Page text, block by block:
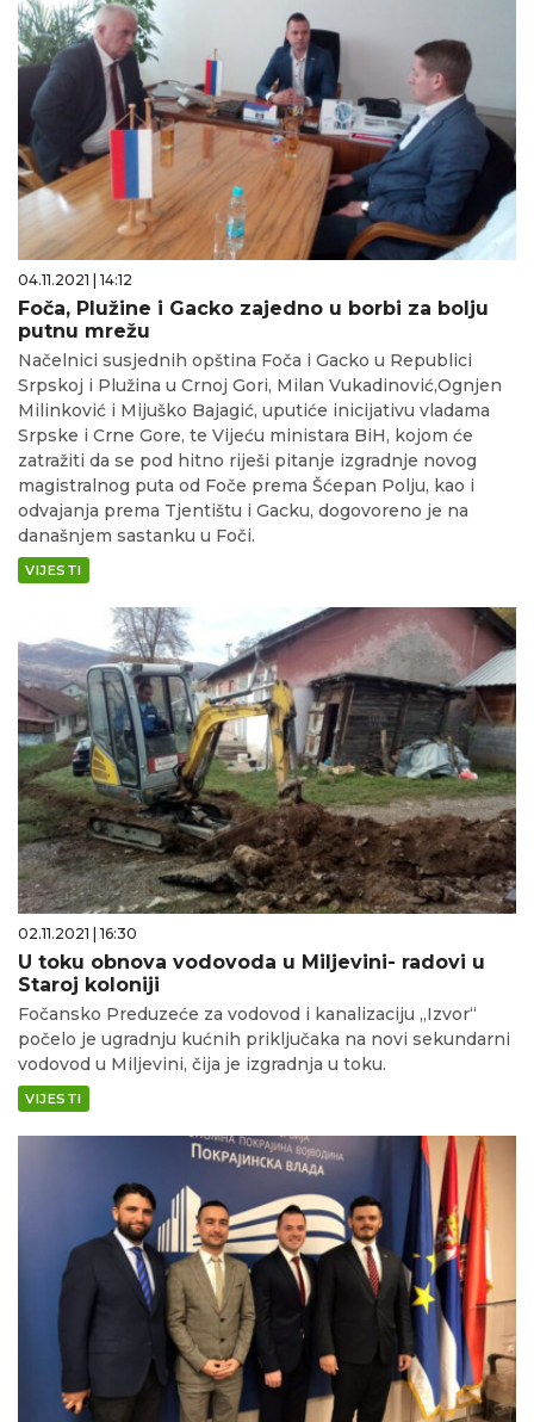
04.11.2021 | 14:12
Foča, Plužine i Gacko zajedno u borbi za bolju
putnu mrežu
Načelnici susjednih opština Foča i Gacko u Republici
Srpskoj i Plužina u Crnoj Gori, Milan Vukadinović,Ognjen
Milinković i Mijuško Bajagić, uputiće inicijativu vladama
Srpske i Crne Gore, te Vijeću ministara BiH, kojom će
zatražiti da se pod hitno riješi pitanje izgradnje novog
magistralnog puta od Foče prema Šćepan Polju, kao i
odvajanja prema Tjentištu i Gacku, dogovoreno je na
današnjem sastanku u Foči.
VIJESTI
02.11.2021 | 16:30
U toku obnova vodovoda u Miljevini- radovi u
Staroj koloniji
Fočansko Preduzeće za vodovod i kanalizaciju „Izvor“
počelo je ugradnju kućnih priključaka na novi sekundarni
vodovod u Miljevini, čija je izgradnja u toku.
VIJESTI